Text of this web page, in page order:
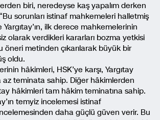
biri, neredeyse kaş yapalım derken
“Bu sorunları istinaf mahkemeleri halletmiş
ilk derece mahkemelerinin
olarak verdikleri kararları bozma yetkisi
öneri metinden çıkarılarak büyük bir
oldu.
hâkimleri, HSK’ye karşı, Yargıtay
teminata sahip. Diğer hâkimlerden
hâkimleri tam hâkim teminatına sahip.
temyiz incelemesi istinaf
daha güçlü güven verir. Bu